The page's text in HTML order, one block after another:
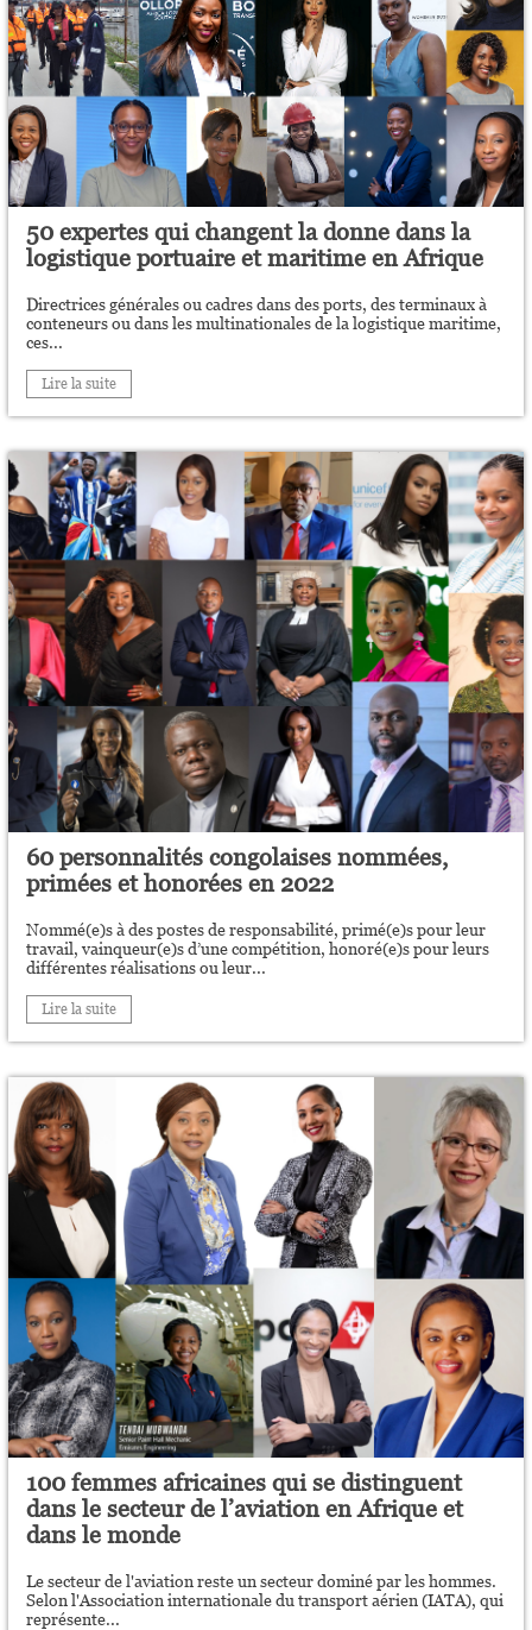
50 expertes qui changent la donne dans la
logistique portuaire et maritime en Afrique
Directrices générales ou cadres dans des ports, des terminaux à
conteneurs ou dans les multinationales de la logistique maritime,
ces...
Lire la suite
60 personnalités congolaises nommées,
primées et honorées en 2022
Nommé(e)s à des postes de responsabilité, primé(e)s pour leur
travail, vainqueur(e)s d’une compétition, honoré(e)s pour leurs
différentes réalisations ou leur...
Lire la suite
100 femmes africaines qui se distinguent
dans le secteur de l’aviation en Afrique et
dans le monde
Le secteur de l'aviation reste un secteur dominé par les hommes.
Selon l'Association internationale du transport aérien (IATA), qui
représente...